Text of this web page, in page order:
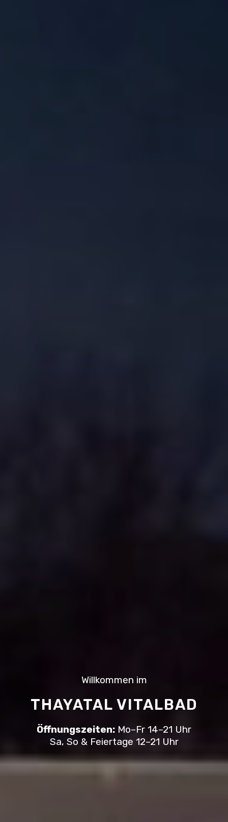
Willkommen im
THAYATAL VITALBAD
Öffnungszeiten: Mo–Fr 14–21 Uhr
Sa, So & Feiertage 12–21 Uhr